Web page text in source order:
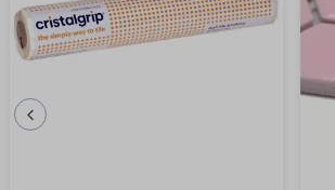
Vorige dia